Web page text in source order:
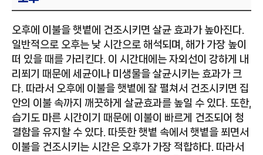
오후에 이불을 햇볕에 건조시키면 살균 효과가 높아진다.
일반적으로 오후는 낮 시간으로 해석되며, 해가 가장 높이
떠 있을 때를 가리킨다. 이 시간대에는 자외선이 강하게 내
리쬐기 때문에 세균이나 미생물을 살균시키는 효과가 크
다. 따라서 오후에 이불을 햇볕에 잘 펼쳐서 건조시키면 집
안의 이불 속까지 깨끗하게 살균효과를 높일 수 있다. 또한,
습기도 마른 시간이기 때문에 이불이 빠르게 건조되어 청
결함을 유지할 수 있다. 따뜻한 햇볕 속에서 햇볕을 쬐면서
이불을 건조시키는 시간은 오후가 가장 적합하다. 따라서